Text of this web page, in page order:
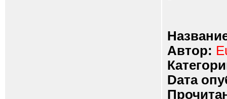
Автор:
Dата